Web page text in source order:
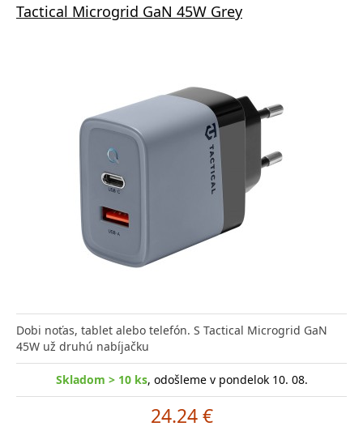
Tactical Microgrid GaN 45W Grey
Dobi noťas, tablet alebo telefón. S Tactical Microgrid GaN
45W už druhú nabíjačku
Skladom > 10 ks, odošleme v pondelok 10. 08.
24.24 €